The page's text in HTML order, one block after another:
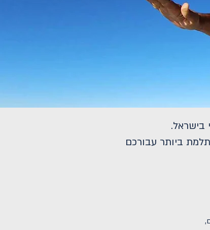
בישראל.
ביותר עבורכם